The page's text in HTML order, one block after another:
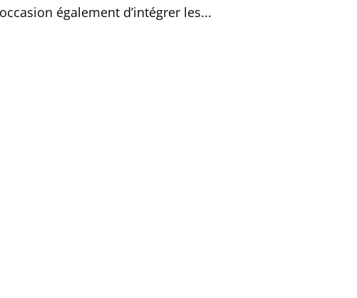
également d’intégrer les...